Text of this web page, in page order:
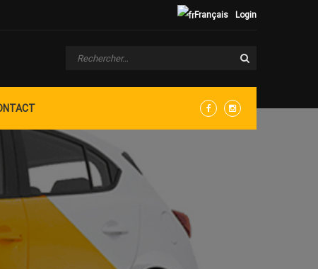
Login
Français